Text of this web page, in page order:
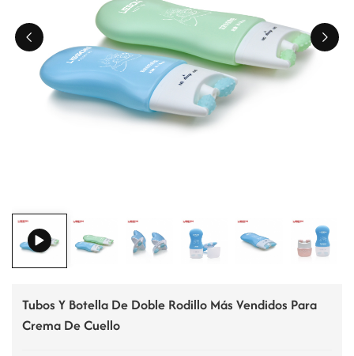
Tiếng việt
中文
Tubos Y Botella De Doble Rodillo Más Vendidos Para
Crema De Cuello